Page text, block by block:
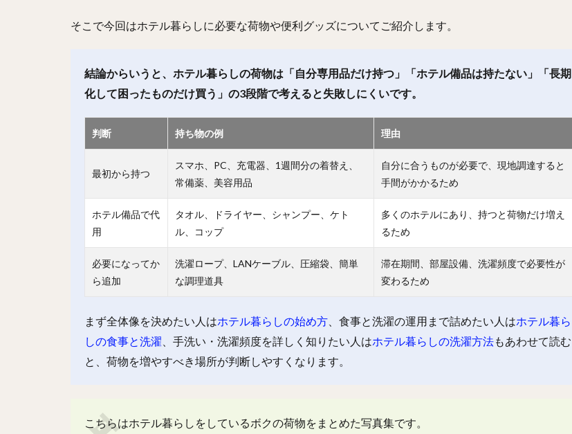
そこで今回はホテル暮らしに必要な荷物や便利グッズについてご紹介します。
結論からいうと、ホテル暮らしの荷物は「自分専用品だけ持つ」「ホテル備品は持たない」「長期
化して困ったものだけ買う」の3段階で考えると失敗しにくいです。
判断 持ち物の例 理由
最初から持つ
スマホ、PC、充電器、1週間分の着替え、
常備薬、美容用品
自分に合うものが必要で、現地調達すると
手間がかかるため
ホテル備品で代
用
タオル、ドライヤー、シャンプー、ケト
ル、コップ
多くのホテルにあり、持つと荷物だけ増え
るため
必要になってか
ら追加
洗濯ロープ、LANケーブル、圧縮袋、簡単
な調理道具
滞在期間、部屋設備、洗濯頻度で必要性が
変わるため
まず全体像を決めたい人はホテル暮らしの始め方 、食事と洗濯の運用まで詰めたい人はホテル暮ら
しの食事と洗濯 、手洗い・洗濯頻度を詳しく知りたい人はホテル暮らしの洗濯方法もあわせて読む
と、荷物を増やすべき場所が判断しやすくなります。
こちらはホテル暮らしをしているボクの荷物をまとめた写真集です。